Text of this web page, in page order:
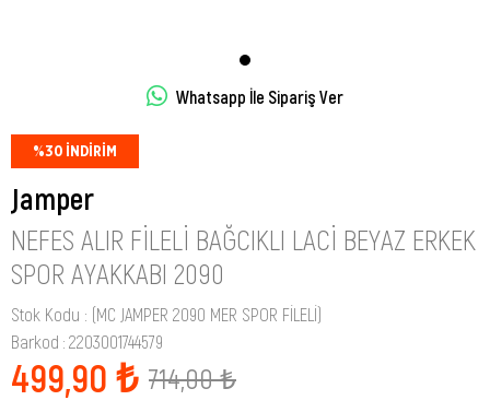
Whatsapp İle Sipariş Ver
%30 İNDIRIM
Jamper
NEFES ALIR FILELI BAĞCIKLI LACI BEYAZ ERKEK
SPOR AYAKKABI 2090
Stok Kodu
(MC JAMPER 2090 MER SPOR FİLELİ)
Barkod : 2203001744579
714,00 ₺
499,90 ₺